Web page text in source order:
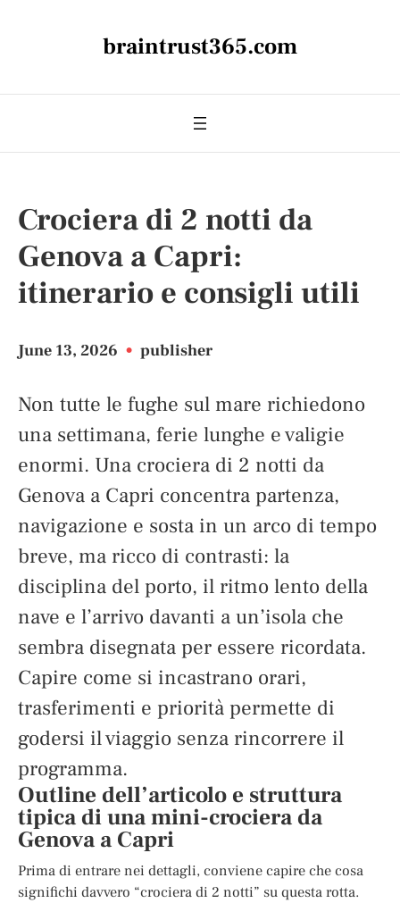
braintrust365.com
Crociera di 2 notti da
Genova a Capri:
itinerario e consigli utili
June 13, 2026 • publisher
Non tutte le fughe sul mare richiedono
una settimana, ferie lunghe e valigie
enormi. Una crociera di 2 notti da
Genova a Capri concentra partenza,
navigazione e sosta in un arco di tempo
breve, ma ricco di contrasti: la
disciplina del porto, il ritmo lento della
nave e l’arrivo davanti a un’isola che
sembra disegnata per essere ricordata.
Capire come si incastrano orari,
trasferimenti e priorità permette di
godersi il viaggio senza rincorrere il
programma.
Outline dell’articolo e struttura
tipica di una mini-crociera da
Genova a Capri
Prima di entrare nei dettagli, conviene capire che cosa
significhi davvero “crociera di 2 notti” su questa rotta.